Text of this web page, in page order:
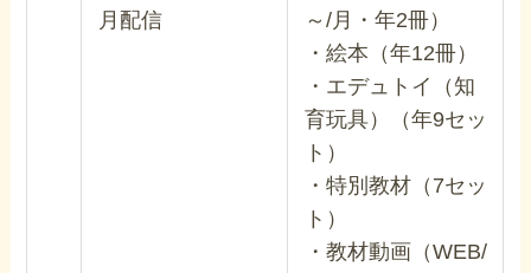
月配信
～/月・年2冊）
・絵本（年12冊）
・エデュトイ（知
育玩具）（年9セッ
ト）
・特別教材（7セッ
ト）
・教材動画（WEB/